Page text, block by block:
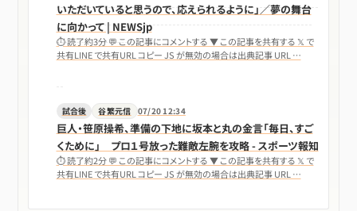
いただいていると思うので、応えられるように」／夢の舞台
に向かって | NEWSjp
⏱ 読了約3分 💬 この記事にコメントする ▼ この記事を共有する 𝕏 で
共有LINE で共有URL コピー JS が無効の場合は出典記事 URL …
試合後 谷繁元信 07/20 12:34
巨人・笹原操希、準備の下地に坂本と丸の金言「毎日、すご
くために」 プロ１号放った難敵左腕を攻略 - スポーツ報知
⏱ 読了約2分 💬 この記事にコメントする ▼ この記事を共有する 𝕏 で
共有LINE で共有URL コピー JS が無効の場合は出典記事 URL …